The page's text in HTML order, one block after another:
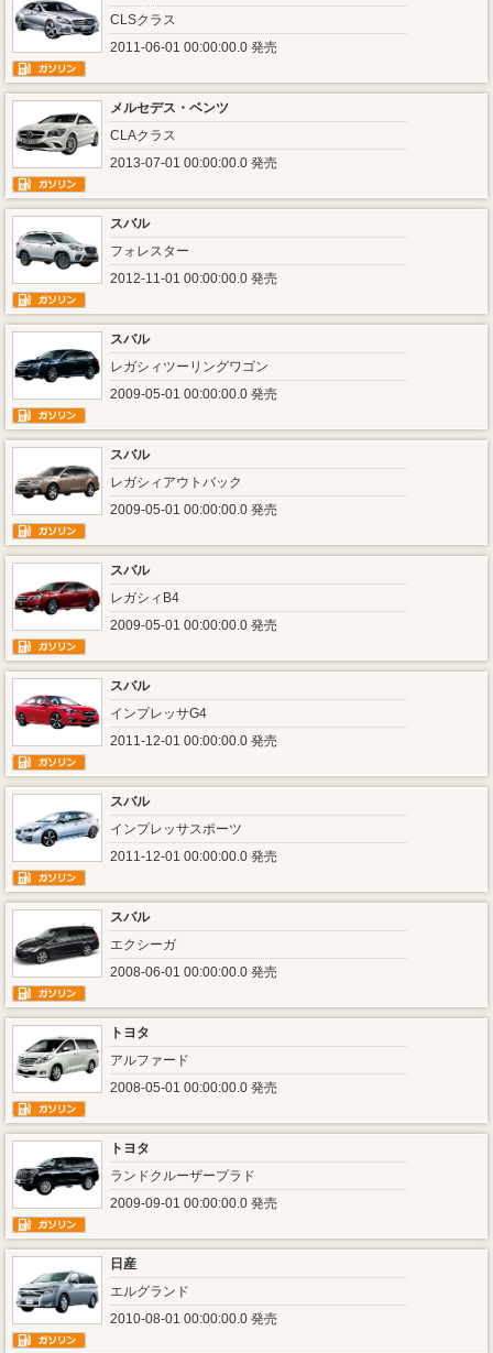
CLSクラス
2011-06-01 00:00:00.0 発売
メルセデス・ベンツ
CLAクラス
2013-07-01 00:00:00.0 発売
スバル
フォレスター
2012-11-01 00:00:00.0 発売
スバル
レガシィツーリングワゴン
2009-05-01 00:00:00.0 発売
スバル
レガシィアウトバック
2009-05-01 00:00:00.0 発売
スバル
レガシィB4
2009-05-01 00:00:00.0 発売
スバル
インプレッサG4
2011-12-01 00:00:00.0 発売
スバル
インプレッサスポーツ
2011-12-01 00:00:00.0 発売
スバル
エクシーガ
2008-06-01 00:00:00.0 発売
トヨタ
アルファード
2008-05-01 00:00:00.0 発売
トヨタ
ランドクルーザープラド
2009-09-01 00:00:00.0 発売
日産
エルグランド
2010-08-01 00:00:00.0 発売